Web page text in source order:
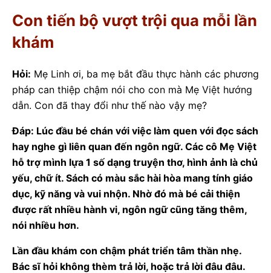
Con tiến bộ vượt trội qua mỗi lần
khám
Hỏi: Mẹ Linh ơi, ba mẹ bắt đầu thực hành các phương
pháp can thiệp chậm nói cho con mà Mẹ Việt hướng
dẫn. Con đã thay đổi như thế nào vậy mẹ?
Đáp: Lúc đầu bé chán với việc làm quen với đọc sách
hay nghe gì liên quan đến ngôn ngữ. Các cô Mẹ Việt
hỗ trợ mình lựa 1 số dạng truyện thơ, hình ảnh là chủ
yếu, chữ ít. Sách có màu sắc hài hòa mang tính giáo
dục, kỹ năng và vui nhộn. Nhờ đó mà bé cải thiện
được rất nhiều hành vi, ngôn ngữ cũng tăng thêm,
nói nhiều hơn.
Lần đầu khám con chậm phát triển tâm thần nhẹ.
Bác sĩ hỏi không thèm trả lời, hoặc trả lời đâu đâu.